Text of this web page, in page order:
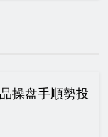
操盘手順勢投